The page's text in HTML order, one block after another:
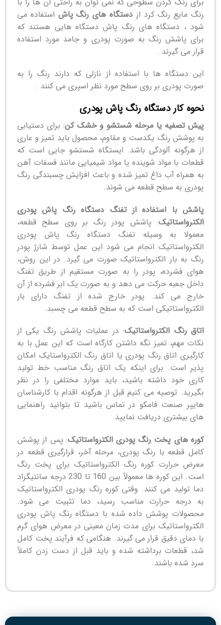
رنگ مایع رنگ کرد از دستگاه های رنگ پاش استفاده می
شود ، دستگاه های رنگ پاش دستگاه هایی هستند که
برای پاشش رنگ به صورت پودری و جامد مورد استفاده
قرار می گیرند .
این دستگاه ها با استفاده از نازلی که دارند رنگ را به
صورت پودری بر روی سطح مورد نظر اسپری می کنند .
نحوه کار دستگاه رنگ پاش پودری
پیش تصفیه یا مرحله شستشو و خشک کن: برای دستیابی
به پوشش رنگ یکدست و مقاوم، محصول باید تمیز و عاری
از هرگونه آلودگی باشد. ایستگاه شستشو جایی است که
قطعات با مواد شوینده یا مواد شیمیایی مانند فسفات آهن
به همراه آب داغ تمیز شده و باعث افزایش چسبندگی رنگ
پودری به سطح قطعه می شوند.
پاشش با استفاده از تفنگ دستگاه رنگ پاش پودری
الکترواستاتیک: پاشش پودر رنگ بر روی سطح قطعه،
معمولا به وسیله تفنگ دستگاه رنگ پاش پودری
الکترواستاتیک انجام می شود این عمل توسط شارژ پودر
رنگ به بار الکترواستاتیک صورت می گیرد. در این روش،
هوای فشرده، پودر را به صورت مستقیم از طریق تفنگ
داخل جعبه حرکت می دهد و به صورت یک ابر فشرده از آن
خارج می کند. پودر خارج شده از تفنگ دارای بار
الکترواستاتیکی است که به سطح قطعه می چسبد.
اتاق رنگ الکترواستاتیک: در عملیات پاشش رنگ یکی از
نکات مهم، تمیز نگه داشتن کارگاه است که این عمل با به
کارگیری اتاق رنگ پودری یا اتاق رنگ الکترواستایک امکان
پذیر است. برای اینکه یک اتاق رنگ مناسب خط تولید
کاری خود داشته باشید، باید موارد مختلفی را در نظر
بگیرید. توصیه می کنیم قبل از هرگونه اقدام با کارشناسان
هایپر صنعت فامکو در تماس باشید تا بتوانید راهنمایی
های بیشتری دریافت نمایید.
کوره های پخت رنگ پودری الکترواستاتیک: پس از پوشش
کامل قطعه با رنگ پودری، مرحله آخر، قرارگیری قطعه در
معرض حرارت کوره رنگ الکترواستاتیک برای پخت رنگ
است. این کوره ها معمولاً بین 160 تا 230 درجه سانتیگراد
دما تولید می کنند. وقتی کوره رنگ پودری الکترواستاتیک
به درجه حرارت مناسب رسید، دما تثبیت می شود.
محصولات پوشش داده شده با دستگاه رنگ پاش پودری
الکترواستاتیک برای مدت زمان معینی در معرض هوای گرم
با دمای دقیق قرار می گیرند. هنگامی که فرآیند پخت کامل
شد، قطعات برداشته شده و باید قبل از دست زدن کاملاً
سرد شده باشند.